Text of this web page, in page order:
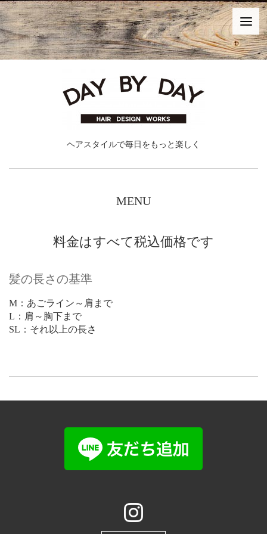
ヘアスタイルで毎日をもっと楽しく
MENU
料金はすべて税込価格です
髪の長さの基準
M：あごライン～肩まで
L：肩～胸下まで
SL：それ以上の長さ